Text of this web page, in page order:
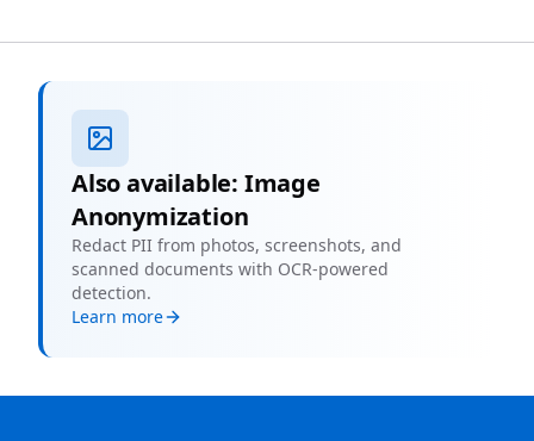
Also available: Image
Anonymization
Redact PII from photos, screenshots, and
scanned documents with OCR-powered
detection.
Learn more